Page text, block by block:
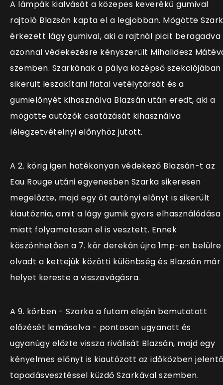
A lámpák kialvását a közepes keverékű gumival
rajtoló Blazsán kapta el a legjobban. Mögötte
érkezett lágy gumival, aki a rajtnál picit beragadva
azonnal védekezésre kényszerült Mihalidesz
szemben. Szarkának a pálya középső szekciójában
sikerült leszakítani fiatal vetélytársát és a
gumielőnyét kihasználva Blazsán után eredt, aki a
mögötte autózók csatázását kihasználva
lélegzetvételnyi előnyhöz jutott.
A 2. körig igen hatékonyan védekező Blazsán-t az
Eau Rouge utáni egyenesben Szarka sikeresen
megelőzte, majd egy öt autónyi előnyt is sikerült
kiautóznia, amit a lágy gumik gyors elhasználódása
miatt folyamatosan el is vesztett. Ennek
köszönhetően a 7. kör derekán újra 1mp-en belülre
olvadt a kettejük közötti különbség és Blazsán már
helyet kereste a visszavágásra.
A 9. körben - Szarka a futam elején bemutatott
előzését lemásolva - pontosan ugyanott és
ugyanúgy előzte vissza riválisát Blazsán, majd egy
kényelmes előnyt is kiautózott az időközben
tapadásvesztéssel küzdő Szarkával szemben.